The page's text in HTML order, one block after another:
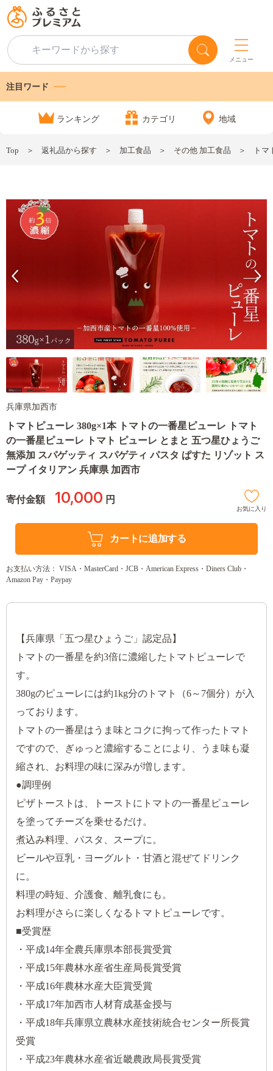
メニュー
注目ワード
ランキング カテゴリ 地域
Top 返礼品から探す 加工食品 その他 加工食品 ト
兵庫県加西市
トマトピューレ 380g×1本 トマトの一番星ピューレ トマト
の一番星ピューレ トマト ピューレ とまと 五つ星ひょうご
無添加 スパゲッティ スパゲティ パスタ ぱすた リゾット ス
ープ イタリアン 兵庫県 加西市
寄付金額 10,000 円
お気に入り
カートに追加する
お支払い方法： VISA・MasterCard・JCB・American Express・Diners Club・
Amazon Pay・Paypay
【兵庫県「五つ星ひょうご」認定品】
トマトの一番星を約3倍に濃縮したトマトピューレで
す。
380gのピューレには約1kg分のトマト（6～7個分）が入
っております。
トマトの一番星はうま味とコクに拘って作ったトマト
ですので、ぎゅっと濃縮することにより、うま味も凝
縮され、お料理の味に深みが増します。
●調理例
ピザトーストは、トーストにトマトの一番星ピューレ
を塗ってチーズを乗せるだけ。
煮込み料理、パスタ、スープに。
ビールや豆乳・ヨーグルト・甘酒と混ぜてドリンク
に。
料理の時短、介護食、離乳食にも。
お料理がさらに楽しくなるトマトピューレです。
■受賞歴
・平成14年全農兵庫県本部長賞受賞
・平成15年農林水産省生産局長賞受賞
・平成16年農林水産大臣賞受賞
・平成17年加西市人材育成基金授与
・平成18年兵庫県立農林水産技術統合センター所長賞
受賞
・平成23年農林水産省近畿農政局長賞受賞